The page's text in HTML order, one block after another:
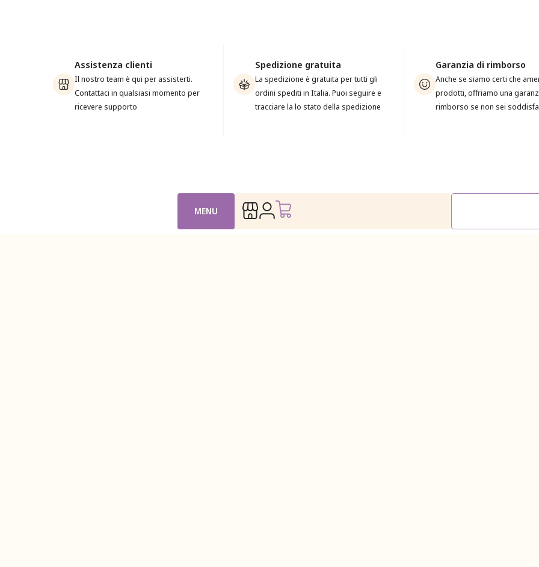
MENU
Assistenza clienti
Il nostro team è qui per assisterti.
Contattaci in qualsiasi momento per
ricevere supporto
Spedizione gratuita
La spedizione è gratuita per tutti gli
ordini spediti in Italia. Puoi seguire e
tracciare la lo stato della spedizione
Garanzia di rimborso
Anche se siamo certi che
prodotti, offriamo una
rimborso se non sei